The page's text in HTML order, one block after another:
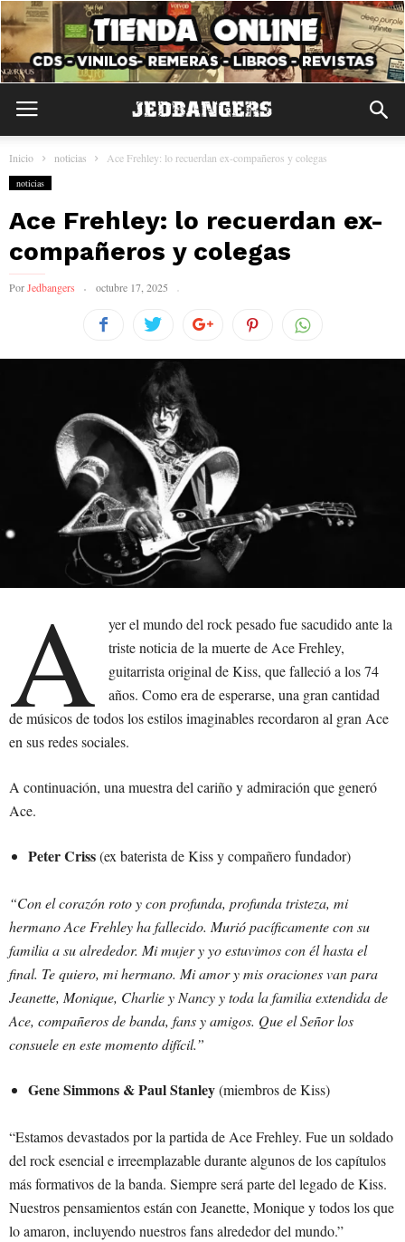
Inicio noticias Ace Frehley: lo recuerdan ex-compañeros y colegas
noticias
Ace Frehley: lo recuerdan ex-
compañeros y colegas
PorJedbangers octubre 17, 2025
A
yer el mundo del rock pesado fue sacudido ante la
triste noticia de la muerte de Ace Frehley,
guitarrista original de Kiss, que falleció a los 74
años. Como era de esperarse, una gran cantidad
de músicos de todos los estilos imaginables recordaron al gran Ace
en sus redes sociales.
A continuación, una muestra del cariño y admiración que generó
Ace.
Peter Criss(ex baterista de Kiss y compañero fundador)
“Con el corazón roto y con profunda, profunda tristeza, mi
hermano Ace Frehley ha fallecido. Murió pacíficamente con su
familia a su alrededor. Mi mujer y yo estuvimos con él hasta el
final. Te quiero, mi hermano. Mi amor y mis oraciones van para
Jeanette, Monique, Charlie y Nancy y toda la familia extendida de
Ace, compañeros de banda, fans y amigos. Que el Señor los
consuele en este momento difícil.”
Gene Simmons & Paul Stanley(miembros de Kiss)
“Estamos devastados por la partida de Ace Frehley. Fue un soldado
del rock esencial e irreemplazable durante algunos de los capítulos
más formativos de la banda. Siempre será parte del legado de Kiss.
Nuestros pensamientos están con Jeanette, Monique y todos los que
lo amaron, incluyendo nuestros fans alrededor del mundo.”